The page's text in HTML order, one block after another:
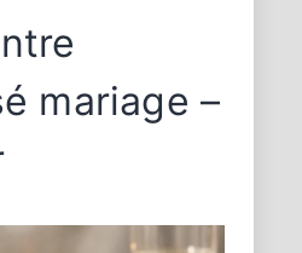
mariage –